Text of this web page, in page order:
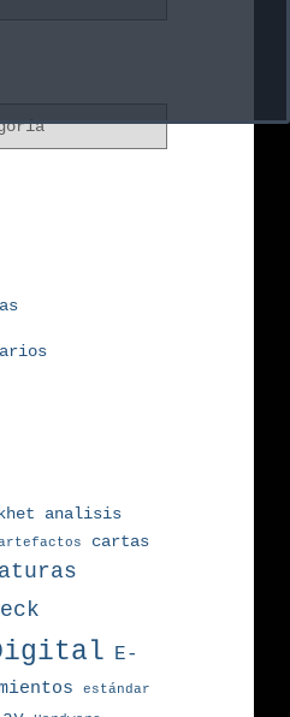
analisis
cartas
E-
estándar